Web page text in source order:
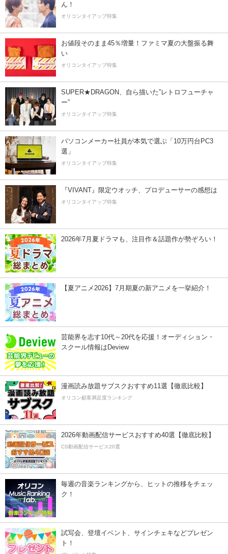
ん！
オリコンタイアップ特集
お値段そのまま45％増量！ファミマ夏の大盤振る舞
い
オリコンタイアップ特集
SUPER★DRAGON、自ら描いた”レトロフューチャ
ー”
オリコンタイアップ特集
パソコンメーカー社員が本気で選ぶ「10万円台PC3
選」
オリコンタイアップ特集
『VIVANT』限定ウオッチ、プロデューサーの感想は
オリコンタイアップ特集
2026年7月夏ドラマも、注目作＆話題作が勢ぞろい！
【夏アニメ2026】7月期夏の新アニメを一挙紹介！
芸能界を志す10代～20代を応援！オーディション・
スクール情報はDeview
漫画読み放題サブスクおすすめ11選【徹底比較】
オリコン顧客満足度ランキング
2026年動画配信サービスおすすめ40選【徹底比較】
CS動画配信サービス20選
毎週の音楽ランキングから、ヒットの推移をチェッ
ク！
試写会、登壇イベント、サインチェキなどプレゼン
ト！